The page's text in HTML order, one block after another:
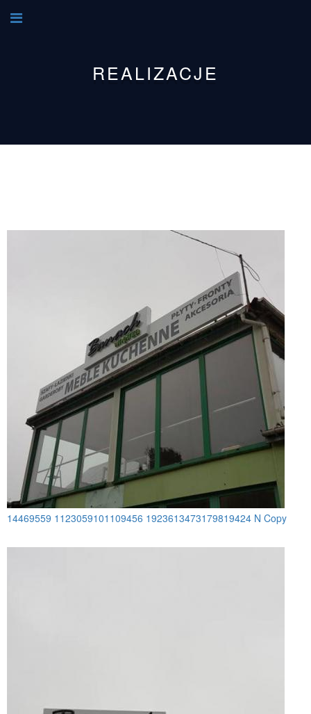
REALIZACJE
14469559 1123059101109456 1923613473179819424 N Copy